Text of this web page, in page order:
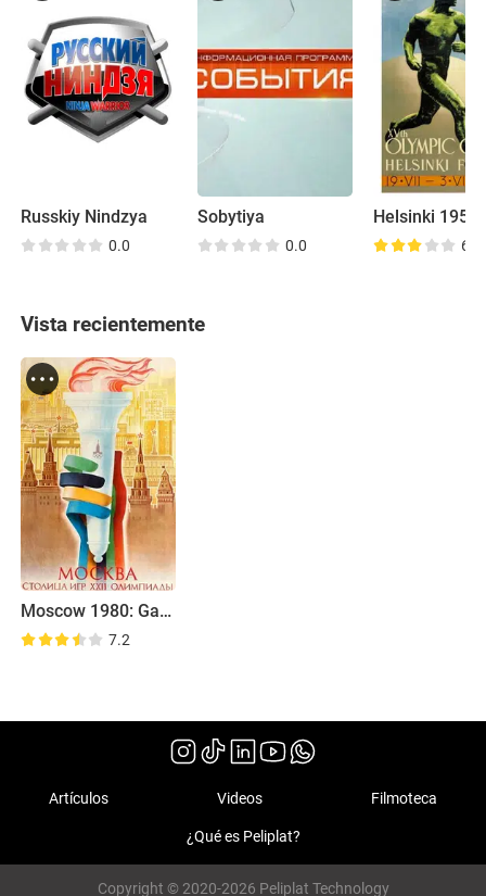
Russkiy Nindzya
0.0
Sobytiya
0.0 6.4
Vista recientemente
Moscow 1980: Games of the XXII Olympiad
7.2
Artículos Videos Filmoteca
¿Qué es Peliplat?
Copyright © 2020-2026 Peliplat Technology